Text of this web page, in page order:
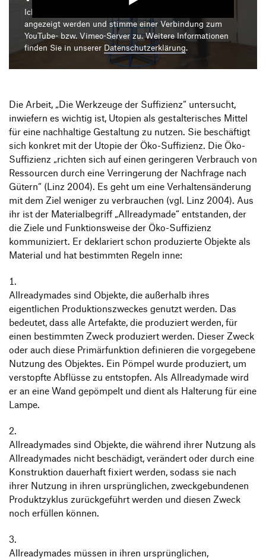
Produktgestaltung B.A.
Strategische Gestaltung M.A.
Ich bin damit einverstanden, dass mir die Medieninhalte
angezeigt werden und stimme einer Verbindung zum
YouTube- bzw. Vimeo-Server zu. Weitere Informationen
finden Sie in unserer Datenschutzerklärung.
Die Arbeit, „Die Werkzeuge der Suffizienz“ untersucht,
inwiefern es wichtig ist, Utopien als gestalterisches Mittel
für eine nachhaltige Gestaltung zu nutzen. Sie beschäftigt
sich konkret mit der Utopie der Öko-Suffizienz. Die Öko-
Suffizienz „richten sich auf einen geringeren Verbrauch von
Ressourcen durch eine Verringerung der Nachfrage nach
Gütern“ (Linz 2004). Es geht um eine Verhaltensänderung
mit dem Ziel weniger zu verbrauchen (vgl. Linz 2004). Aus
ihr ist der Materialbegriff „Allreadymade“ entstanden, der
die Ziele und Funktionsweise der Öko-Suffizienz
kommuniziert. Er deklariert schon produzierte Objekte als
Material und hat bestimmten Regeln inne:
Allreadymades sind Objekte, die außerhalb ihres
eigentlichen Produktionszweckes genutzt werden. Das
bedeutet, dass alle Artefakte, die produziert werden, für
einen bestimmten Zweck produziert werden. Dieser Zweck
oder auch diese Primärfunktion definieren die vorgegebene
Nutzung des Objektes. Ein Pömpel wurde produziert, um
verstopfte Abflüsse zu entstopfen. Als Allreadymade wird
er an eine Wand gepömpelt und dient als Halterung für eine
Lampe.
Allreadymades sind Objekte, die während ihrer Nutzung als
Allreadymades nicht beschädigt, verändert oder durch eine
Konstruktion dauerhaft fixiert werden, sodass sie nach
ihrer Nutzung in ihren ursprünglichen, zweckgebundenen
Produktzyklus zurückgeführt werden und diesen Zweck
noch erfüllen können.
Allreadymades müssen in ihren ursprünglichen,